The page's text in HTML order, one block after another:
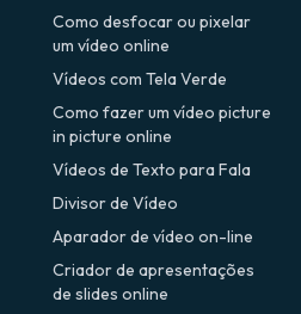
Como desfocar ou pixelar
um vídeo online
Vídeos com Tela Verde
Como fazer um vídeo picture
in picture online
Vídeos de Texto para Fala
Divisor de Vídeo
Aparador de vídeo on-line
Criador de apresentações
de slides online